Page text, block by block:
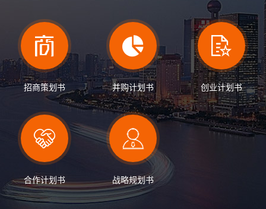
招商策划书 并购计划书 创业计划书
合作计划书 战略规划书